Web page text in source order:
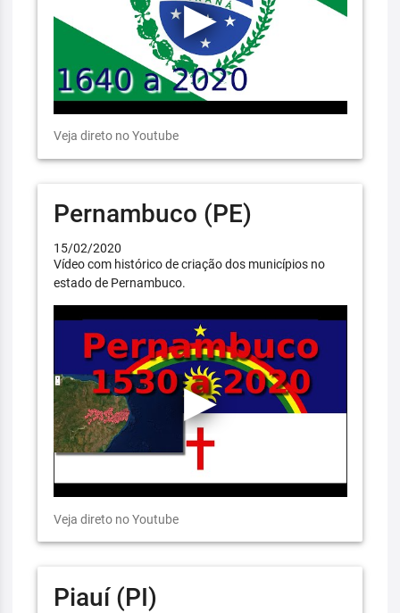
Veja direto no Youtube
Pernambuco (PE)
15/02/2020
Vídeo com histórico de criação dos municípios no
estado de Pernambuco.
Veja direto no Youtube
Piauí (PI)